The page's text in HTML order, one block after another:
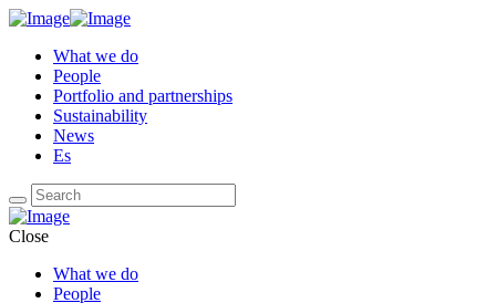
What we do
People
Portfolio and partnerships
Sustainability
News
Es
Close
What we do
People